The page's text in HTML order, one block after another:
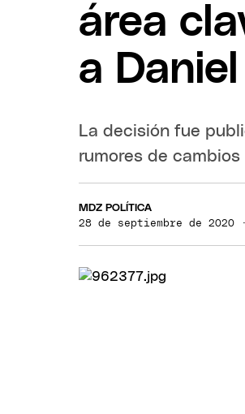
área
a
La decisión fue
rumores de cambios
MDZ POLÍTICA
28 de septiembre de 2020